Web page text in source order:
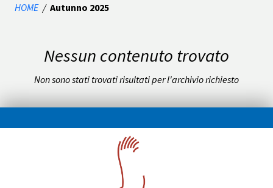
HOME / Autunno 2025
Nessun contenuto trovato
Non sono stati trovati risultati per l'archivio richiesto